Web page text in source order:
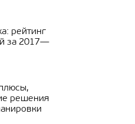
рейтинг
за 2017—
решения